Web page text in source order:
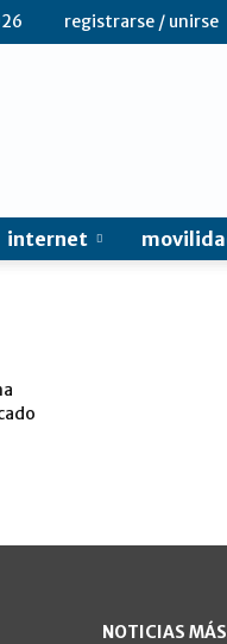
registrarse / unirse
internet
NOTICIAS